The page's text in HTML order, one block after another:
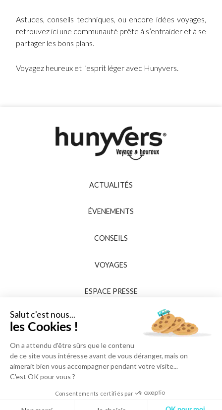
Astuces, conseils techniques, ou encore idées voyages,
retrouvez ici une communauté prête à s’entraider et à se
partager les bons plans.
Voyagez heureux et l’esprit léger avec Hunyvers.
ACTUALITÉS
ÉVENEMENTS
CONSEILS
VOYAGES
ESPACE PRESSE
Salut c'est nous...
les Cookies !
On a attendu d'être sûrs que le contenu
de ce site vous intéresse avant de vous déranger, mais on
aimerait bien vous accompagner pendant votre visite...
C'est OK pour vous ?
Consentements certifiés par